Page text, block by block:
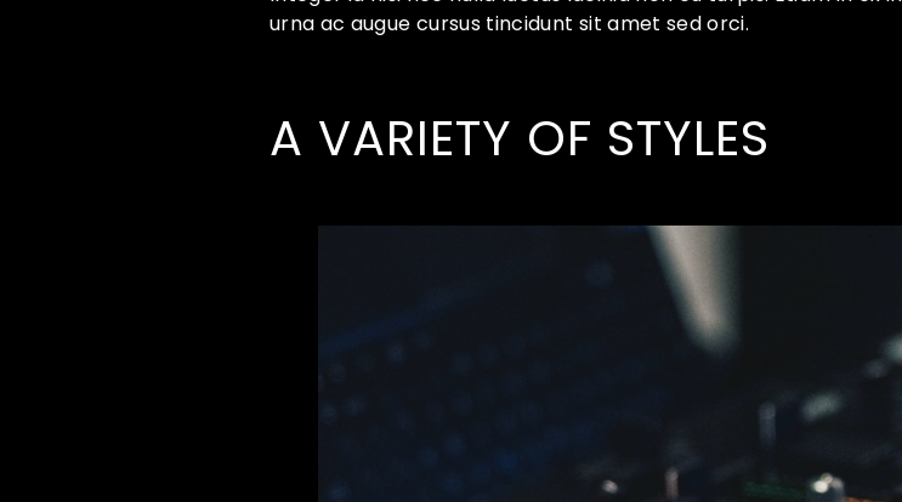
urna ac augue cursus tincidunt sit amet sed orci.
A VARIETY OF STYLES